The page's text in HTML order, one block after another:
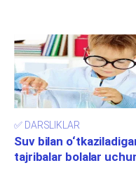
✅ DARSLIKLAR
Suv bilan
tajribalar bolalar